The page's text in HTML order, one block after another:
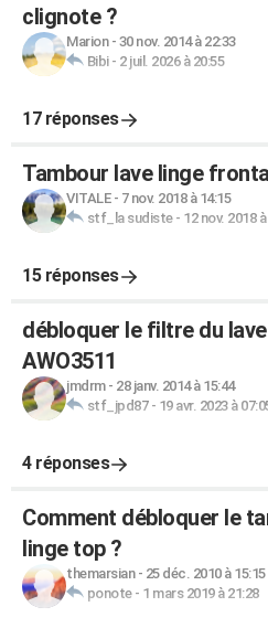
clignote ?
Marion- 30 nov. 2014 à 22:33
Bibi- 2 juil. 2026 à 20:55
17 réponses
Tambour lave linge
VITALE- 7 nov. 2018 à 14:15
stf_la sudiste- 12 nov. 2018
15 réponses
débloquer le filtre du
AWO3511
jmdrm- 28 janv. 2014 à 15:44
stf_jpd87- 19 avr. 2023 à
4 réponses
Comment débloquer le
linge top ?
themarsian- 25 déc. 2010 à 15:15
ponote- 1 mars 2019 à 21:28